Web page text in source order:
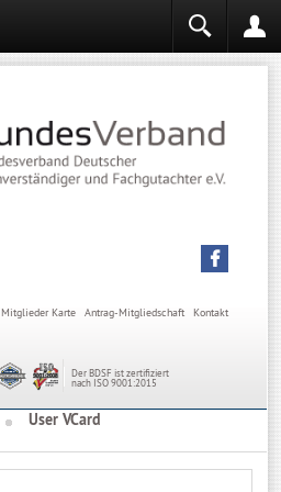
Angemeldet bleiben
Kontakt
Antrag-Mitgliedschaft
Mitglieder Karte
Der BDSF ist zertifiziert
nach ISO 9001:2015
User VCard